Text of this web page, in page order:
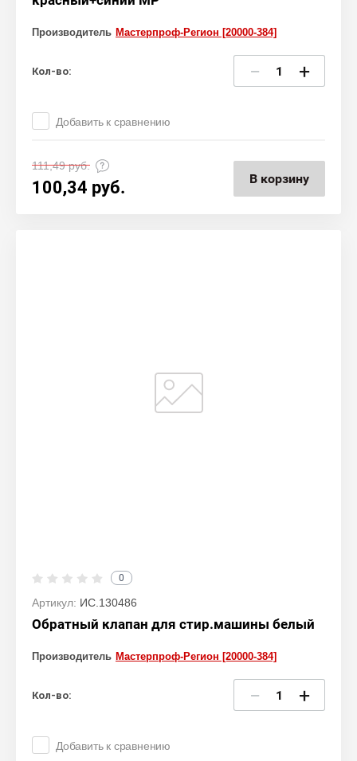
Производитель Мастерпроф-Регион [20000-384]
Кол-во: − +
Добавить к сравнению
111,49руб.
100,34 руб. В корзину
0
Артикул: ИС.130486
Обратный клапан для стир.машины белый
Производитель Мастерпроф-Регион [20000-384]
Кол-во: − +
Добавить к сравнению